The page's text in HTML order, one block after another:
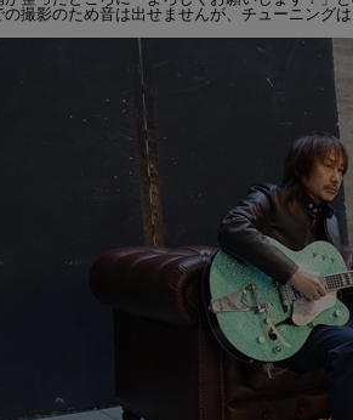
の撮影のため音は出せませんが、チューニング